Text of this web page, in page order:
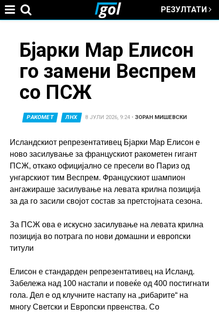
РЕЗУЛТАТИ
here
Бјарки Мар Елисон
го замени Веспрем
со ПСЖ
РАКОМЕТ ЛНХ 8 ЈУЛИ 2026, 9:24 •ЗОРАН МИШЕВСКИ
Исландскиот репрезентативец Бјарки Мар Елисон е
ново засилување за францускиот ракометен гигант
ПСЖ, откако официјално се пресели во Париз од
унгарскиот тим Веспрем. Францускиот шампион
ангажираше засилување на левата крилна позиција
за да го засили својот состав за претстојната сезона.
За ПСЖ ова е искусно засилување на левата крилна
позиција во потрага по нови домашни и европски
титули
Елисон е стандарден репрезентативец на Исланд.
Забележа над 100 настапи и повеќе од 400 постигнати
гола. Дел е од клучните настапу на „рибарите“ на
многу Светски и Европски првенства. Со